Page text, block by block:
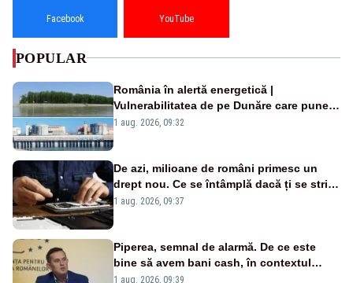
Facebook YouTube
POPULAR
România în alertă energetică |
Vulnerabilitatea de pe Dunăre care pune
în pericol Centrala Cernavodă era
1 aug. 2026, 09:32
De azi, milioane de români primesc un
drept nou. Ce se întâmplă dacă ți se strică
un produs
1 aug. 2026, 09:37
Piperea, semnal de alarmă. De ce este
bine să avem bani cash, în contextul
alertei energetice?
1 aug. 2026, 09:39